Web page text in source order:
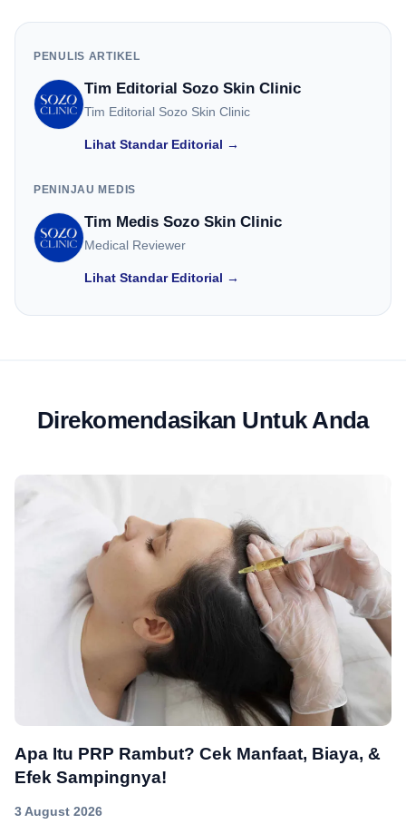
PENULIS ARTIKEL
Tim Editorial Sozo Skin Clinic
Tim Editorial Sozo Skin Clinic
Lihat Standar Editorial →
PENINJAU MEDIS
Tim Medis Sozo Skin Clinic
Medical Reviewer
Lihat Standar Editorial →
Direkomendasikan Untuk Anda
Apa Itu PRP Rambut? Cek Manfaat, Biaya, &
Efek Sampingnya!
3 August 2026